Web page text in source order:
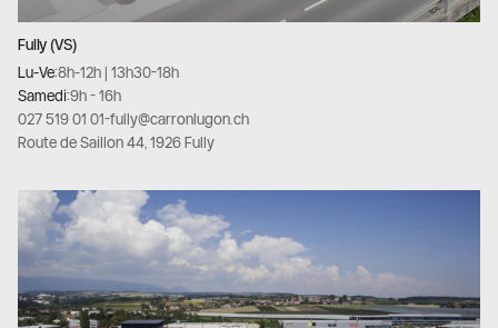
Fully (VS)
Lu-Ve:8h-12h | 13h30-18h
Samedi:9h - 16h
027 519 01 01-fully@carronlugon.ch
Route de Saillon 44, 1926 Fully